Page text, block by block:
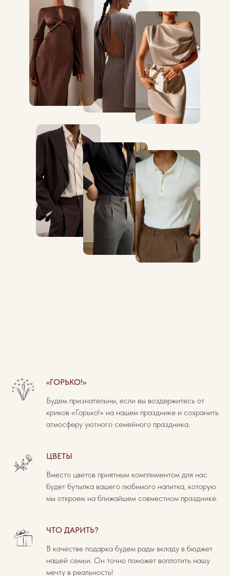
«ГОРЬКО!»
Будем признательны, если вы воздержитесь от
криков «Горько!» на нашем празднике и сохранить
атмосферу уютного семейного праздника.
ЦВЕТЫ
Вместо цветов приятным комплиментом для нас
будет бутылка вашего любимого напитка, которую
мы откроем на ближайшем совместном празднике.
ЧТО ДАРИТЬ?
В качестве подарка будем рады вкладу в бюджет
нашей семьи. Он точно поможет воплотить нашу
мечту в реальность!